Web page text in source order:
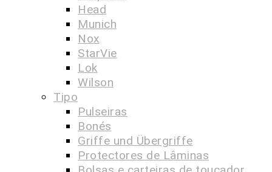
Head
Munich
Nox
StarVie
Lok
Wilson
Tipo
Pulseiras
Bonés
Griffe und Übergriffe
Protectores de Lâminas